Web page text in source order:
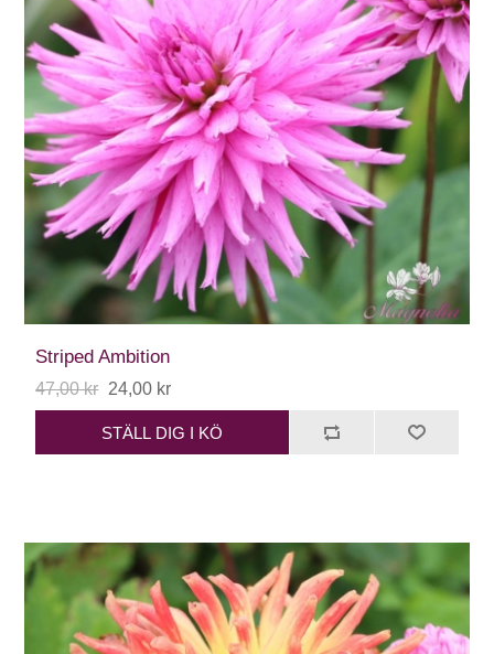
Striped Ambition
47,00 kr 24,00 kr
STÄLL DIG I KÖ